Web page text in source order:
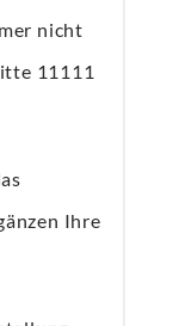
nicht
11111
Ihre